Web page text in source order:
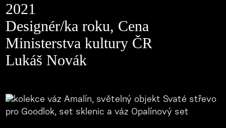
2021
Designér/ka roku, Cena
Ministerstva kultury ČR
Lukáš Novák